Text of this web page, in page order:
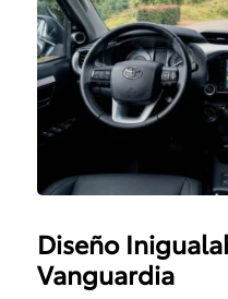
Diseño
Vanguardia